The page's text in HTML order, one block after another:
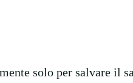
solo per salvare il